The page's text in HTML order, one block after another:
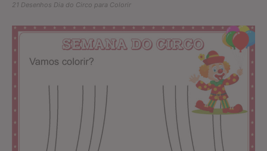
21 Desenhos Dia do Circo para Colorir